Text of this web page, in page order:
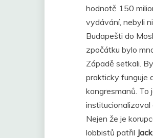
hodnotě 150
vydávání, nebyli
Budapešti do
zpočátku bylo
Západě setkali.
prakticky funguje
kongresmanů. To
Nejen že je
lobbistů patřil